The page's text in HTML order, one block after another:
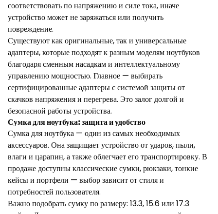
соответствовать по напряжению и силе тока, иначе
устройство может не заряжаться или получить
повреждение.
Существуют как оригинальные, так и универсальные
адаптеры, которые подходят к разным моделям ноутбуков
благодаря сменным насадкам и интеллектуальному
управлению мощностью. Главное — выбирать
сертифицированные адаптеры с системой защиты от
скачков напряжения и перегрева. Это залог долгой и
безопасной работы устройства.
Сумка для ноутбука: защита и удобство
Сумка для ноутбука — один из самых необходимых
аксессуаров. Она защищает устройство от ударов, пыли,
влаги и царапин, а также облегчает его транспортировку. В
продаже доступны классические сумки, рюкзаки, тонкие
кейсы и портфели — выбор зависит от стиля и
потребностей пользователя.
Важно подобрать сумку по размеру: 13.3, 15.6 или 17.3